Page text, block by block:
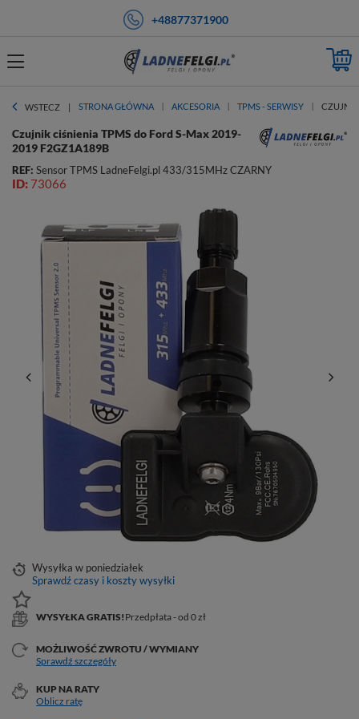
+48877371900
WSTECZ STRONA GŁÓWNA AKCESORIA TPMS - SERWISY CZUJNIK
Czujnik ciśnienia TPMS do Ford S-Max 2019-
2019 F2GZ1A189B
REF: Sensor TPMS LadneFelgi.pl 433/315MHz CZARNY
ID: 73066
Wysyłka w poniedziałek
Sprawdź czasy i koszty wysyłki
WYSYŁKA GRATIS! Przedpłata - od 0 zł
MOŻLIWOŚĆ ZWROTU / WYMIANY
Sprawdź szczegóły
KUP NA RATY
Oblicz ratę